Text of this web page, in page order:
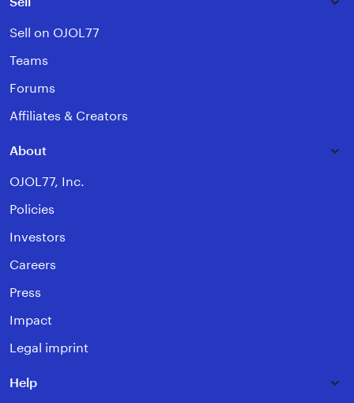
Sell on OJOL77
Teams
Forums
Affiliates & Creators
About
OJOL77, Inc.
Policies
Investors
Careers
Press
Impact
Legal imprint
Help